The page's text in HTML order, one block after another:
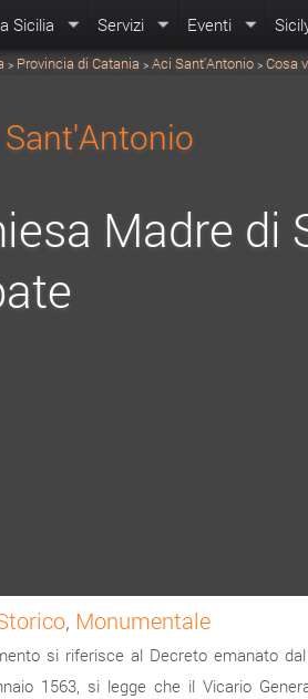
Sicilia Servizi Eventi
> Provincia di Catania > Aci Sant'Antonio > Cosa
Madre di
, Monumentale
si riferisce al Decreto emanato
1563, si legge che il Vicario